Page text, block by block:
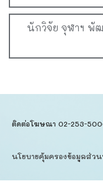
นักวิจัย จุฬาฯ พั
ติดต่อโฆษณา 02-253-
นโยบายคุ้มครองข้อมูลส่ว